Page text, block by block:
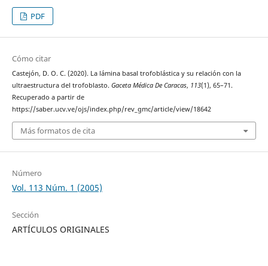
PDF
Cómo citar
Castejón, D. O. C. (2020). La lámina basal trofoblástica y su relación con la
ultraestructura del trofoblasto. Gaceta Médica De Caracas, 113(1), 65–71.
Recuperado a partir de
https://saber.ucv.ve/ojs/index.php/rev_gmc/article/view/18642
Más formatos de cita
Número
Vol. 113 Núm. 1 (2005)
Sección
ARTÍCULOS ORIGINALES